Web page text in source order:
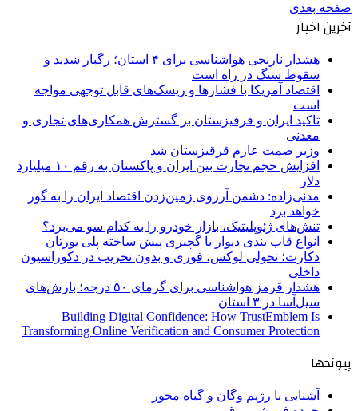
صفحه بعدی
آخرین اخبار
هشدار نارنجی هواشناسی برای ۴ استان؛ رگبار شدید و
سقوط سنگ در راه است
اقتصاد آمریکا با فشارها و ریسک‌های قابل توجهی مواجه
است
تاکید ایران و قرقیزستان بر گسترش همکاری‌های تجاری و
معدنی
وزیر صمت عازم قرقیزستان شد
افزایش حجم تجارت بین ایران و پاکستان به رقم ۱۰ میلیارد
دلار
مدنی‌زاده: دشمن آرزوی زمین‌زدن اقتصاد ایران را به گور
خواهد برد
تنش‌های ژئوپلیتیک، بازار خودرو را به کدام سو می‌برد؟
انواع قاب بندی دیوار با گچبری پیش ساخته پلی یورتان
دکارت؛ تحولی لوکس، فوری و بدون تخریب در دکوراسیون
داخلی
هشدار قرمز هواشناسی برای گرمای ۵۰ درجه؛ بارش‌های
سیل‌آسا در ۳ استان
Building Digital Confidence: How TrustEmblem Is
Transforming Online Verification and Consumer Protection
پیوندها
آشنایی با رژیم وگان و گیاه محور